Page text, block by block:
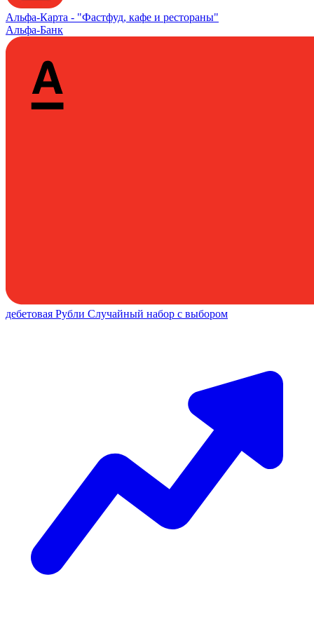
Альфа‑Карта - "Фастфуд, кафе и рестораны"
Альфа-Банк
дебетовая Рубли Случайный набор с выбором